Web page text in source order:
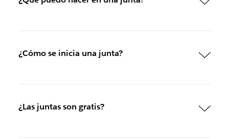
¿Cómo se inicia una junta?
¿Las juntas son gratis?